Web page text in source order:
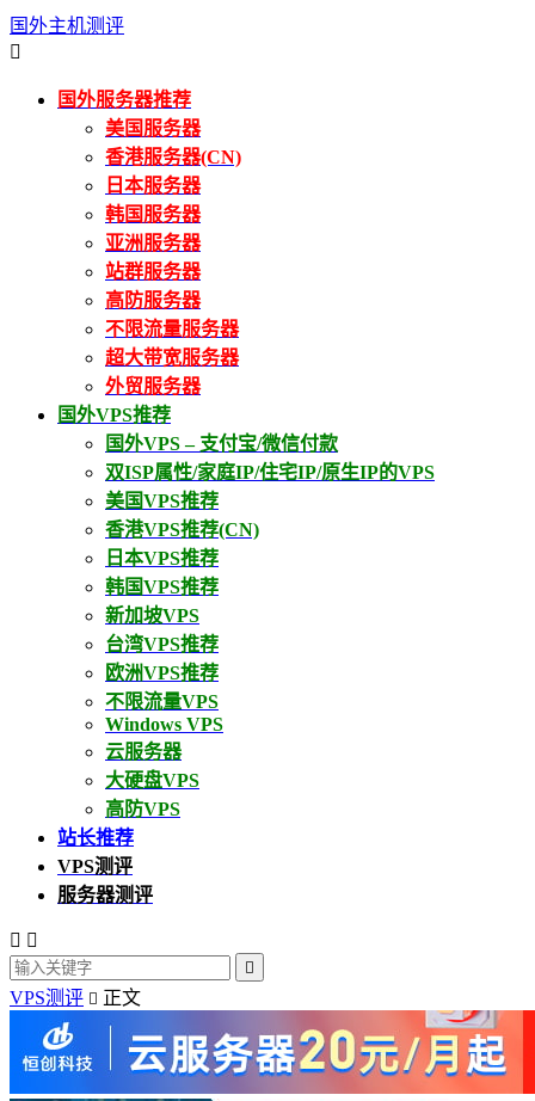
国外主机测评

国外服务器推荐
美国服务器
香港服务器(CN)
日本服务器
韩国服务器
亚洲服务器
站群服务器
高防服务器
不限流量服务器
超大带宽服务器
外贸服务器
国外VPS推荐
国外VPS – 支付宝/微信付款
双ISP属性/家庭IP/住宅IP/原生IP的VPS
美国VPS推荐
香港VPS推荐(CN)
日本VPS推荐
韩国VPS推荐
新加坡VPS
台湾VPS推荐
欧洲VPS推荐
不限流量VPS
Windows VPS
云服务器
大硬盘VPS
高防VPS
站长推荐
VPS测评
服务器测评
 

VPS测评  正文